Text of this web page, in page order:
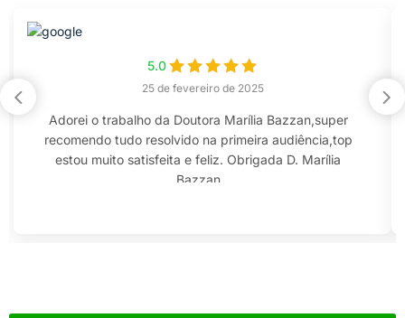
5.0
25 de fevereiro de 2025
Adorei o trabalho da Doutora Marília Bazzan,super
recomendo tudo resolvido na primeira audiência,top
estou muito satisfeita e feliz. Obrigada D. Marília
Bazzan